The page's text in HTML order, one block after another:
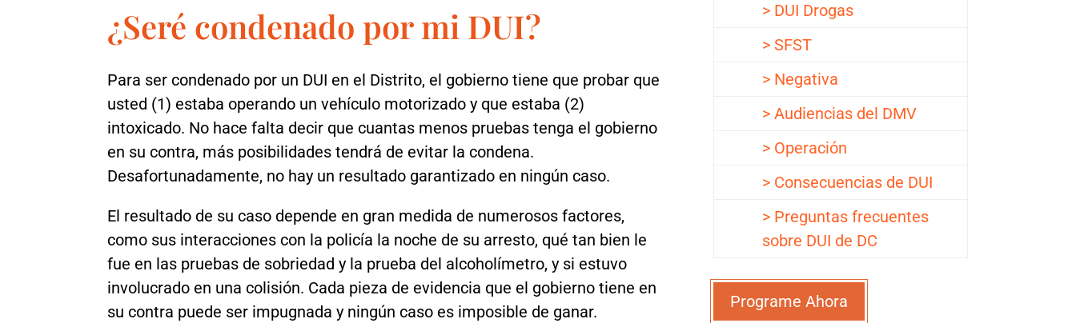
¿Seré condenado por mi DUI?
Para ser condenado por un DUI en el Distrito, el gobierno tiene que probar que
usted (1) estaba operando un vehículo motorizado y que estaba (2)
intoxicado. No hace falta decir que cuantas menos pruebas tenga el gobierno
en su contra, más posibilidades tendrá de evitar la condena.
Desafortunadamente, no hay un resultado garantizado en ningún caso.
El resultado de su caso depende en gran medida de numerosos factores,
como sus interacciones con la policía la noche de su arresto, qué tan bien le
fue en las pruebas de sobriedad y la prueba del alcoholímetro, y si estuvo
involucrado en una colisión. Cada pieza de evidencia que el gobierno tiene en
su contra puede ser impugnada y ningún caso es imposible de ganar.
> DUI Drogas
> SFST
> Negativa
> Audiencias del DMV
> Operación
> Consecuencias de DUI
> Preguntas frecuentes
sobre DUI de DC
Programe Ahora